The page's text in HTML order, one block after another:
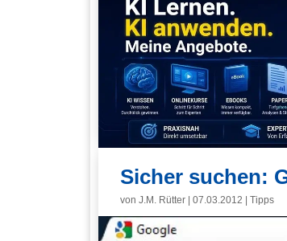
Sicher suchen:
von J.M. Rütter 07.03.2012 Tipps